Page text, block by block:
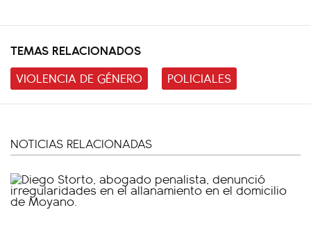
TEMAS RELACIONADOS
VIOLENCIA DE GÉNERO
POLICIALES
NOTICIAS RELACIONADAS